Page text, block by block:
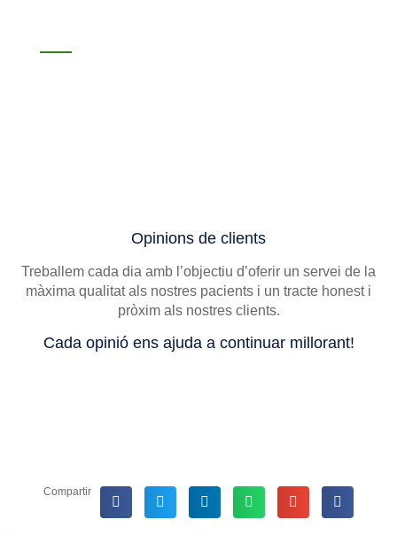
Opinions de clients
Treballem cada dia amb l’objectiu d’oferir un servei de la
màxima qualitat als nostres pacients i un tracte honest i
pròxim als nostres clients.
Cada opinió ens ajuda a continuar millorant!
Compartir